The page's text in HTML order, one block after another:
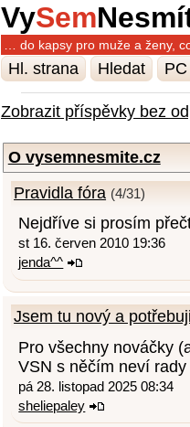
VySem
… do kapsy pro muže a ženy,
Hl. strana Hledat
Zobrazit příspěvky bez
O vysemnesmite.cz
Pravidla fóra (4/31)
Nejdříve si prosím
st 16. červen 2010 19:36
jenda^^
Jsem tu nový a
Pro všechny nováčky
VSN s něčím neví rady
pá 28. listopad 2025 08:34
sheliepaley